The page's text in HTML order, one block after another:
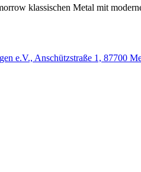
klassischen Metal mit
e.V., Anschützstraße 1, 87700